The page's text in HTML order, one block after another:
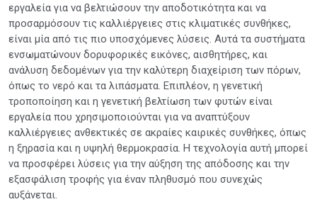
εργαλεία για να βελτιώσουν την αποδοτικότητα και να
προσαρμόσουν τις καλλιέργειες στις κλιματικές συνθήκες,
είναι μία από τις πιο υποσχόμενες λύσεις. Αυτά τα συστήματα
ενσωματώνουν δορυφορικές εικόνες, αισθητήρες, και
ανάλυση δεδομένων για την καλύτερη διαχείριση των πόρων,
όπως το νερό και τα λιπάσματα. Επιπλέον, η γενετική
τροποποίηση και η γενετική βελτίωση των φυτών είναι
εργαλεία που χρησιμοποιούνται για να αναπτύξουν
καλλιέργειες ανθεκτικές σε ακραίες καιρικές συνθήκες, όπως
η ξηρασία και η υψηλή θερμοκρασία. Η τεχνολογία αυτή μπορεί
να προσφέρει λύσεις για την αύξηση της απόδοσης και την
εξασφάλιση τροφής για έναν πληθυσμό που συνεχώς
αυξάνεται.